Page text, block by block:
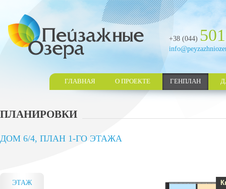
+38 (044)
ГЛАВНАЯ О ПРОЕКТЕ ГЕНПЛАН
ПЛАНИРОВКИ
ДОМ 6/4, ПЛАН 1-ГО ЭТАЖА
ЭТАЖ